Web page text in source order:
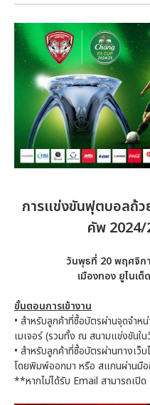
การแข่งขันฟุตบอลถ้ว
คัพ 2024/
วันพุธที่ 20 พฤศจิก
เมืองทอง ยูไนเ
ขั้นตอนการเข้างาน
• สำหรับลูกค้าที่ซื้อบัตรผ่านจุดจำห
เมเจอร์ (รวมทั้ง ณ สนามแข่งขันใน
• สำหรับลูกค้าที่ซื้อบัตรผ่านทางเว็บ
โดยพิมพ์ออกมา หรือ สแกนผ่านมื
**หากไม่ได้รับ Email สามารถเ